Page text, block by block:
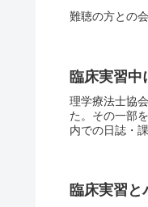
難聴の方との
臨床実習中
理学療法士協
た。その一部
内での日誌・課
臨床実習と